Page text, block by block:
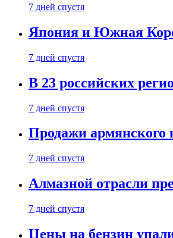
7 дней спустя
Япония и Южная
7 дней спустя
В 23 российских
7 дней спустя
Продажи армянского
7 дней спустя
Алмазной отрасли
7 дней спустя
Цены на бензин